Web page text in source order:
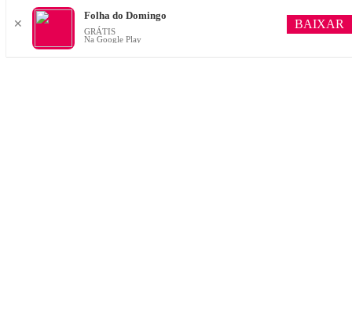
✕
Folha do Domingo
GRÁTIS
Na Google Play
BAIXAR